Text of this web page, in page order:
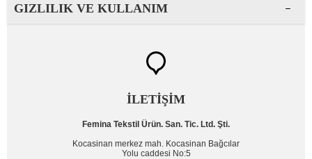
GIZLILIK VE KULLANIM
İLETİŞİM
Femina Tekstil Ürün. San. Tic. Ltd. Şti.
Kocasinan merkez mah. Kocasinan Bağcılar
Yolu caddesi No:5